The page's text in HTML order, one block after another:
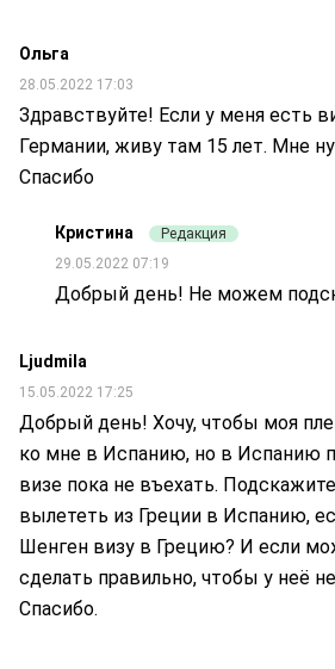
Ольга
28.05.2022 17:03
Здравствуйте! Если у меня есть
Германии, живу там 15 лет. Мне
Спасибо
Кристина
Редакция
29.05.2022 07:19
Добрый день! Не можем
Ljudmila
15.05.2022 17:25
Добрый день! Хочу, чтобы моя
ко мне в Испанию, но в Испанию
визе пока не въехать.
вылететь из Греции в Испанию,
Шенген визу в Грецию? И если
сделать правильно, чтобы у неё
Спасибо.